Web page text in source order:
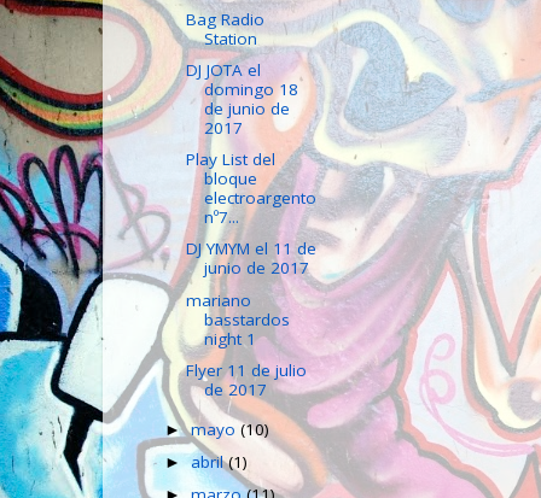
Bag Radio
Station
DJ JOTA el
domingo 18
de junio de
2017
Play List del
bloque
electroargento
nº7...
DJ YMYM el 11 de
junio de 2017
mariano
basstardos
night 1
Flyer 11 de julio
de 2017
►mayo(10)
►abril(1)